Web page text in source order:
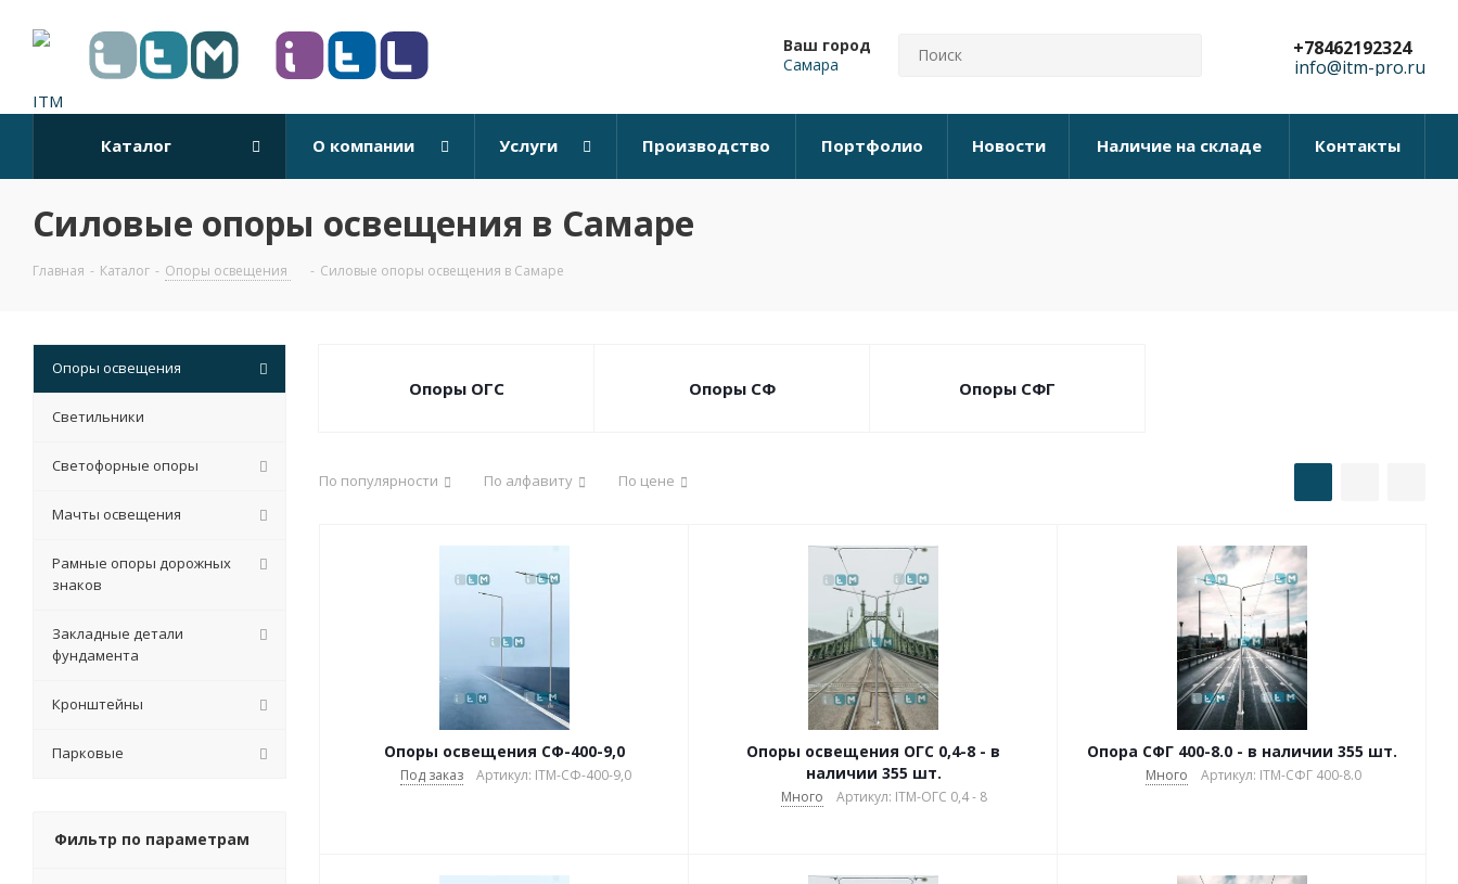
Ваш город
Самара
+78462192324
info@itm-pro.ru
Каталог О компании Услуги Производство Портфолио Новости Наличие на складе Контакты
Силовые опоры освещения в Самаре
Главная - Каталог - Опоры освещения - Силовые опоры освещения в Самаре
Опоры ОГС Опоры СФ Опоры СФГ
По популярности По алфавиту По цене
Опоры освещения СФ-400-9,0
Под заказ Артикул: ITM-СФ-400-9,0
Опоры освещения ОГС 0,4-8 - в
наличии 355 шт.
Много Артикул: ITM-ОГС 0,4 - 8
Опора СФГ 400-8.0 - в наличии 355 шт.
Много Артикул: ITM-СФГ 400-8.0
Опоры освещения
Светильники
Светофорные опоры
Мачты освещения
Рамные опоры дорожных
знаков
Закладные детали
фундамента
Кронштейны
Парковые
Фильтр по параметрам